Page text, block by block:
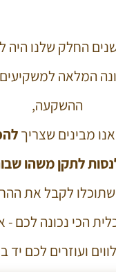
החלק שלנו היה
המלאה למשקיעים
ההשקעה,
מבינים שצריך
לתקן משהו
שתוכלו לקבל את
הכי נכונה לכם -
ועוזרים לכם יד